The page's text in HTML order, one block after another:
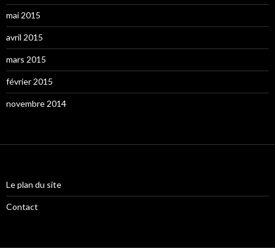
mai 2015
avril 2015
mars 2015
février 2015
novembre 2014
Le plan du site
Contact